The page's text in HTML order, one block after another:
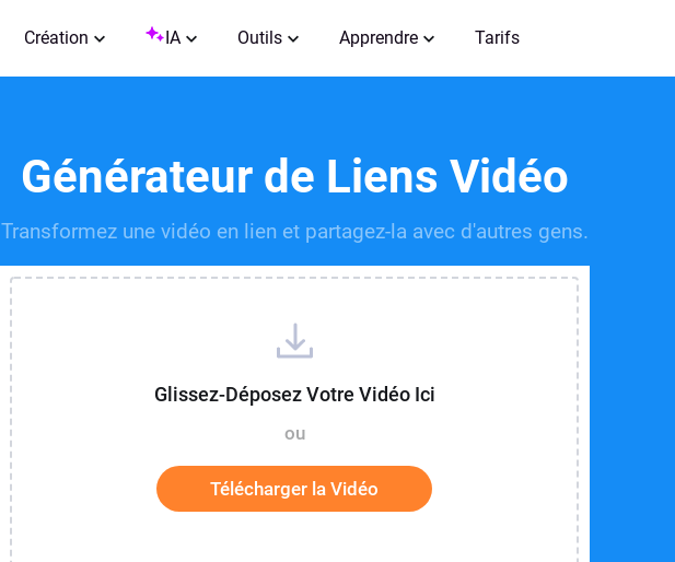
Création IA Outils Apprendre Tarifs
Générateur de Liens Vidéo
Transformez une vidéo en lien et partagez-la avec d'autres gens.
Glissez-Déposez Votre Vidéo Ici
ou
Télécharger la Vidéo